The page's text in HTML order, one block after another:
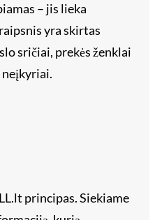
– jis lieka
yra skirtas
sričiai, prekės ženklai
principas. Siekiame